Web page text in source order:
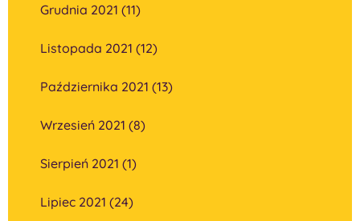
Grudnia 2021 (11)
Listopada 2021 (12)
Października 2021 (13)
Wrzesień 2021 (8)
Sierpień 2021 (1)
Lipiec 2021 (24)